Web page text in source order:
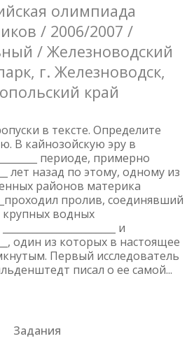
олимпиада
/ 2006/2007 /
/ Железноводский
г. Железноводск,
край
в тексте. Определите
В кайнозойскую эру в
периоде, примерно
лет назад по этому, одному из
районов материка
пролив, соединявший
крупных водных
и
один из которых в настоящее
Первый исследователь
писал о ее самой...
Задания